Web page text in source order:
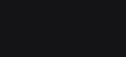
300-600 widzow wieli
grze